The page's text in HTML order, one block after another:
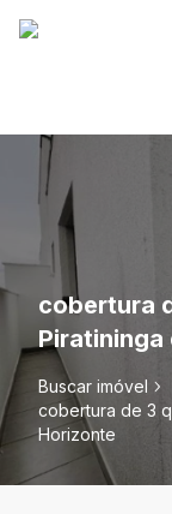
cobertura
Piratininga
Buscar imóvel
cobertura de 3
Horizonte